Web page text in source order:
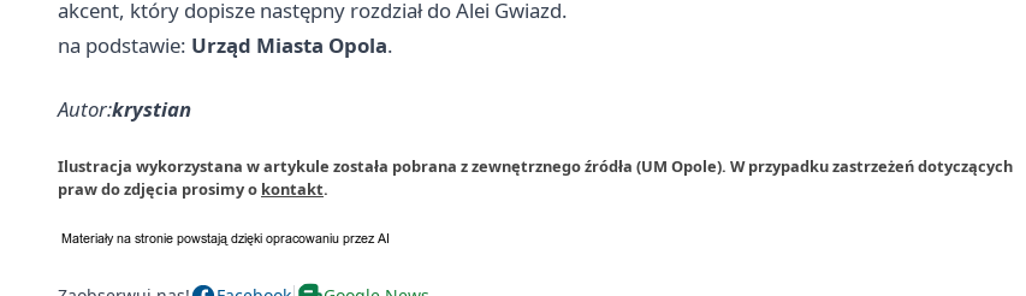
akcent, który dopisze następny rozdział do Alei Gwiazd.
na podstawie: Urząd Miasta Opola.
Autor:krystian
Ilustracja wykorzystana w artykule została pobrana z zewnętrznego źródła (UM Opole). W przypadku zastrzeżeń dotyczących
praw do zdjęcia prosimy o kontakt.